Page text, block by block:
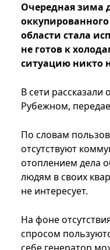
Очередная зима
области стала
не готов к
ситуацию никто
В сети рассказали
Рубежном,
По словам
отсутствуют
отоплением дела
людям в своих
не интересует.
На фоне
спросом